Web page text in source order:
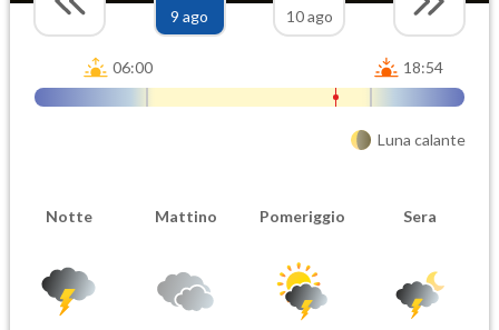
9 ago
10 ago
06:00 18:54
Luna calante
Notte Mattino Pomeriggio Sera